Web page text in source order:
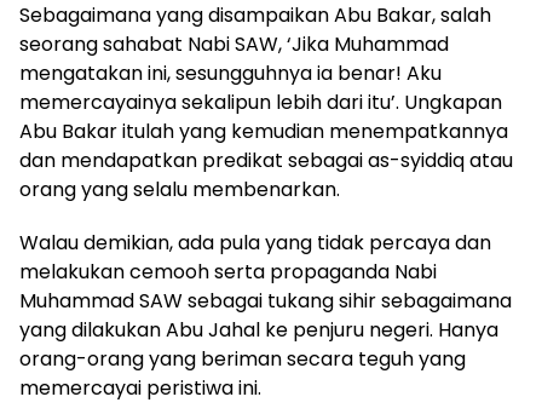
Sebagaimana yang disampaikan Abu Bakar, salah
seorang sahabat Nabi SAW, ‘Jika Muhammad
mengatakan ini, sesungguhnya ia benar! Aku
memercayainya sekalipun lebih dari itu’. Ungkapan
Abu Bakar itulah yang kemudian menempatkannya
dan mendapatkan predikat sebagai as-syiddiq atau
orang yang selalu membenarkan.
Walau demikian, ada pula yang tidak percaya dan
melakukan cemooh serta propaganda Nabi
Muhammad SAW sebagai tukang sihir sebagaimana
yang dilakukan Abu Jahal ke penjuru negeri. Hanya
orang-orang yang beriman secara teguh yang
memercayai peristiwa ini.